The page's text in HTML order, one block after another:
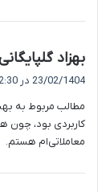
بهزاد
23/02/1404 در 12:30
مطالب مربوط به
کاربردی بود، چون
معاملاتی‌ام هستم.